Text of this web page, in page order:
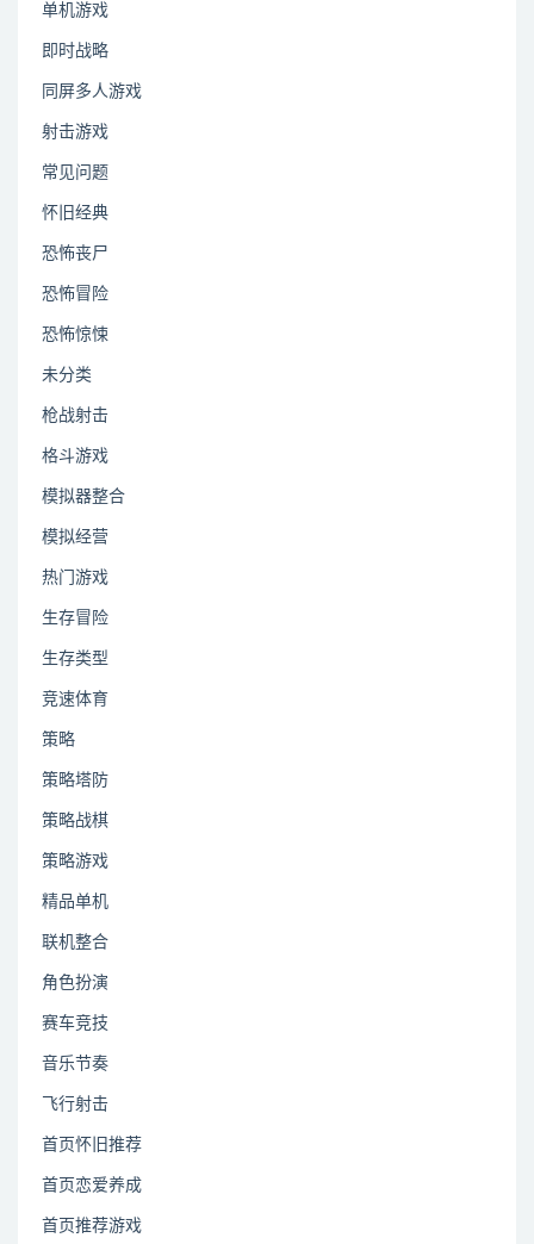
单机游戏
即时战略
同屏多人游戏
射击游戏
常见问题
怀旧经典
恐怖丧尸
恐怖冒险
恐怖惊悚
未分类
枪战射击
格斗游戏
模拟器整合
模拟经营
热门游戏
生存冒险
生存类型
竞速体育
策略
策略塔防
策略战棋
策略游戏
精品单机
联机整合
角色扮演
赛车竞技
音乐节奏
飞行射击
首页怀旧推荐
首页恋爱养成
首页推荐游戏